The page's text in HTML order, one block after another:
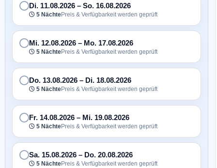
Di. 11.08.2026 – So. 16.08.2026
5 NächtePreis & Verfügbarkeit werden geprüft
Mi. 12.08.2026 – Mo. 17.08.2026
5 NächtePreis & Verfügbarkeit werden geprüft
Do. 13.08.2026 – Di. 18.08.2026
5 NächtePreis & Verfügbarkeit werden geprüft
Fr. 14.08.2026 – Mi. 19.08.2026
5 NächtePreis & Verfügbarkeit werden geprüft
Sa. 15.08.2026 – Do. 20.08.2026
5 NächtePreis & Verfügbarkeit werden geprüft